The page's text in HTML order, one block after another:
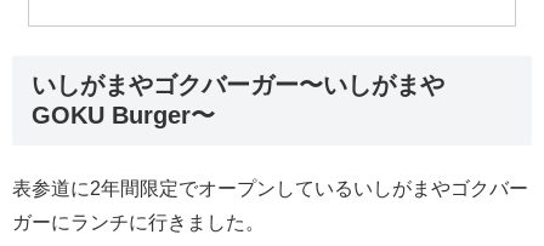
いしがまやゴクバーガー〜いしがまや
GOKU Burger〜
表参道に2年間限定でオープンしているいしがまやゴクバー
ガーにランチに行きました。